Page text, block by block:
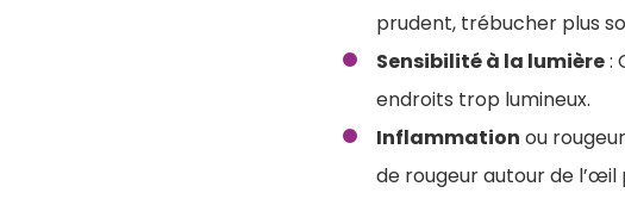
prudent, trébucher plus
Sensibilité à la lumière:
endroits trop lumineux.
Inflammation ou
de rougeur autour de